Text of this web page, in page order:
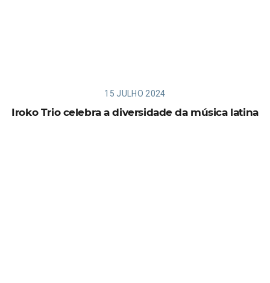
15 JULHO 2024
Iroko Trio celebra a diversidade da música latina